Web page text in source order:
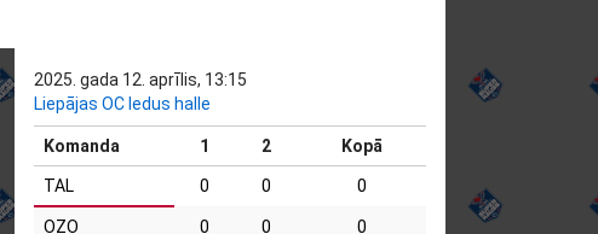
2025. gada 12. aprīlis, 13:15
Liepājas OC ledus halle
Komanda 1 2 Kopā
TAL 0 0 0
OZO 0 0 0